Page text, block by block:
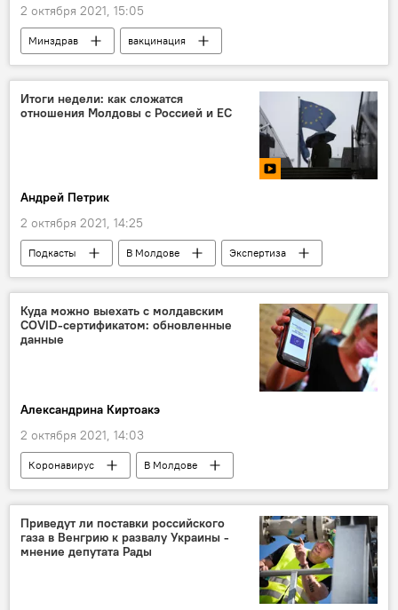
2 октября 2021, 15:05
Минздрав
вакцинация
Алла Немеренко
Коронавирус
Итоги недели: как сложатся
отношения Молдовы с Россией и ЕС
Андрей Петрик
2 октября 2021, 14:25
Подкасты В Молдове Экспертиза
Куда можно выехать с молдавским
COVID-сертификатом: обновленные
данные
Александрина Киртоакэ
2 октября 2021, 14:03
Коронавирус В Молдове
Приведут ли поставки российского
газа в Венгрию к развалу Украины -
мнение депутата Рады